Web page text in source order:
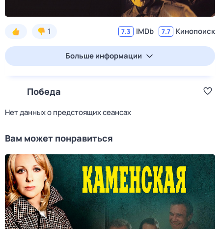
1 7.3 IMDb 7.7 Кинопоиск
Больше информации
Победа
Нет данных о предстоящих сеансах
Вам может понравиться